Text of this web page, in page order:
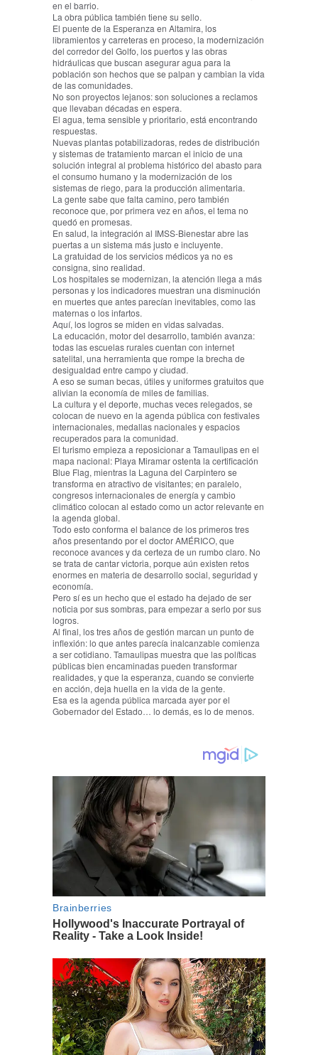
en el barrio.
La obra pública también tiene su sello.
El puente de la Esperanza en Altamira, los
libramientos y carreteras en proceso, la modernización
del corredor del Golfo, los puertos y las obras
hidráulicas que buscan asegurar agua para la
población son hechos que se palpan y cambian la vida
de las comunidades.
No son proyectos lejanos: son soluciones a reclamos
que llevaban décadas en espera.
El agua, tema sensible y prioritario, está encontrando
respuestas.
Nuevas plantas potabilizadoras, redes de distribución
y sistemas de tratamiento marcan el inicio de una
solución integral al problema histórico del abasto para
el consumo humano y la modernización de los
sistemas de riego, para la producción alimentaria.
La gente sabe que falta camino, pero también
reconoce que, por primera vez en años, el tema no
quedó en promesas.
En salud, la integración al IMSS-Bienestar abre las
puertas a un sistema más justo e incluyente.
La gratuidad de los servicios médicos ya no es
consigna, sino realidad.
Los hospitales se modernizan, la atención llega a más
personas y los indicadores muestran una disminución
en muertes que antes parecían inevitables, como las
maternas o los infartos.
Aquí, los logros se miden en vidas salvadas.
La educación, motor del desarrollo, también avanza:
todas las escuelas rurales cuentan con internet
satelital, una herramienta que rompe la brecha de
desigualdad entre campo y ciudad.
A eso se suman becas, útiles y uniformes gratuitos que
alivian la economía de miles de familias.
La cultura y el deporte, muchas veces relegados, se
colocan de nuevo en la agenda pública con festivales
internacionales, medallas nacionales y espacios
recuperados para la comunidad.
El turismo empieza a reposicionar a Tamaulipas en el
mapa nacional: Playa Miramar ostenta la certificación
Blue Flag, mientras la Laguna del Carpintero se
transforma en atractivo de visitantes; en paralelo,
congresos internacionales de energía y cambio
climático colocan al estado como un actor relevante en
la agenda global.
Todo esto conforma el balance de los primeros tres
años presentando por el doctor AMÉRICO, que
reconoce avances y da certeza de un rumbo claro. No
se trata de cantar victoria, porque aún existen retos
enormes en materia de desarrollo social, seguridad y
economía.
Pero sí es un hecho que el estado ha dejado de ser
noticia por sus sombras, para empezar a serlo por sus
logros.
Al final, los tres años de gestión marcan un punto de
inflexión: lo que antes parecía inalcanzable comienza
a ser cotidiano. Tamaulipas muestra que las políticas
públicas bien encaminadas pueden transformar
realidades, y que la esperanza, cuando se convierte
en acción, deja huella en la vida de la gente.
Esa es la agenda pública marcada ayer por el
Gobernador del Estado… lo demás, es lo de menos.